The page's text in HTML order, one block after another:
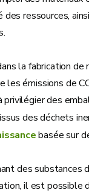
ressources,
la fabrication de
émissions de
des
issus des déchets
basée sur
des substances
il est possible